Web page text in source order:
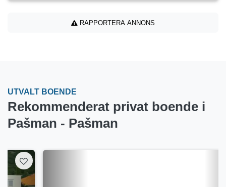
RAPPORTERA ANNONS
UTVALT BOENDE
Rekommenderat privat boende i
Pašman - Pašman